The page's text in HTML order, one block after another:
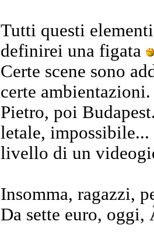
Tutti questi
definirei una figata
Certe scene sono
certe
Pietro, poi
letale,
livello di un
Insomma, ragazzi,
Da sette euro,